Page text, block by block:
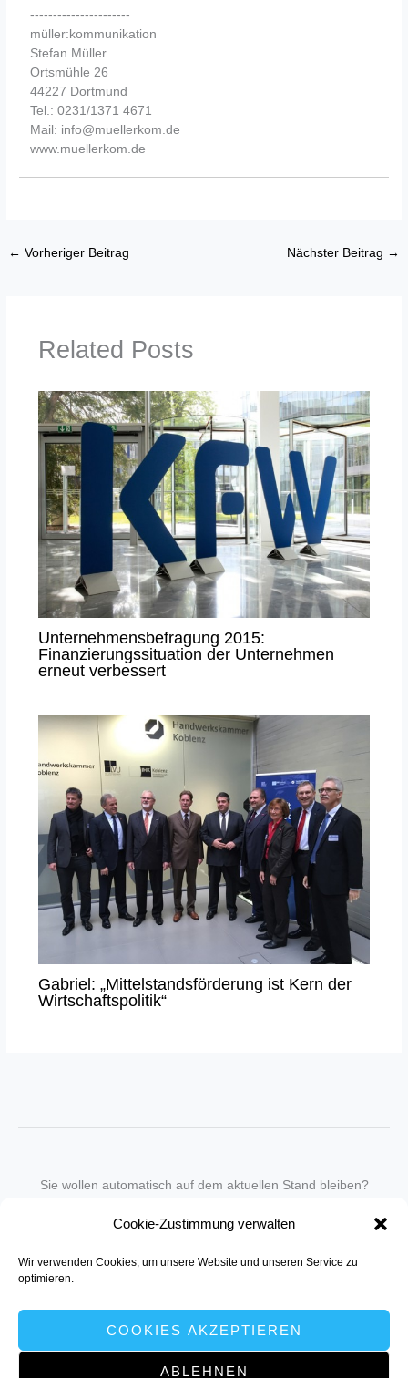
Cookie-Zustimmung verwalten
Wir verwenden Cookies, um unsere Website und unseren Service zu
optimieren.
COOKIES AKZEPTIEREN
ABLEHNEN
----------------------
müller:kommunikation
Stefan Müller
Ortsmühle 26
44227 Dortmund
Tel.: 0231/1371 4671
Mail: info@muellerkom.de
www.muellerkom.de
← Vorheriger Beitrag Nächster Beitrag →
Related Posts
Unternehmensbefragung 2015:
Finanzierungssituation der Unternehmen
erneut verbessert
Gabriel: „Mittelstandsförderung ist Kern der
Wirtschaftspolitik“
Sie wollen automatisch auf dem aktuellen Stand bleiben?
in unseren Newsletter-Service auf.
Senden Sie für ein Angebot einfach eine